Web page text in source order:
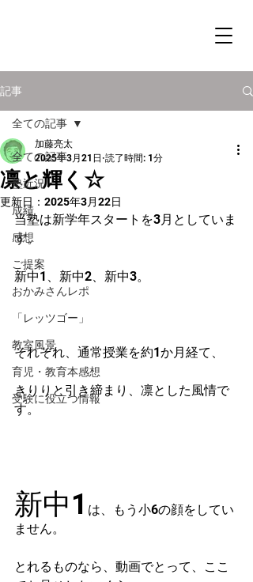
記事
全ての記事
塾近況
成績
感想
ご提案
おかみさんレポ
「レッツゴー」
教室風景
育児・教育本感想
受験に役立つ情報
全ての記事
凛と輝く☆
加藤亮太
2025年3月21日 読了時間: 1分
更新日： 2025年3月22日
当塾は新学年スタートを3月としていま
す。
新中1、新中2、新中3。
それぞれ、通常授業を約1か月経て、
きりりと引き締まり、凛とした風情で
す。
新中1 は、もう小6の顔をしてい
ません。
とれるものなら、動画でとって、ここ